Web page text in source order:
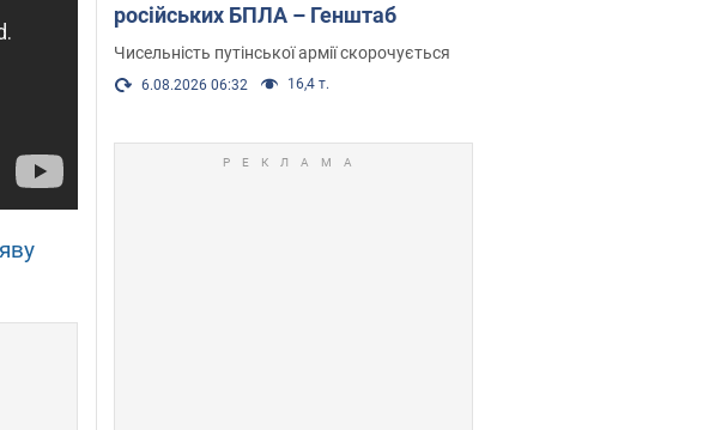
російських БПЛА – Генштаб
Чисельність путінської армії скорочується
6.08.2026 06:32 16,4 т.